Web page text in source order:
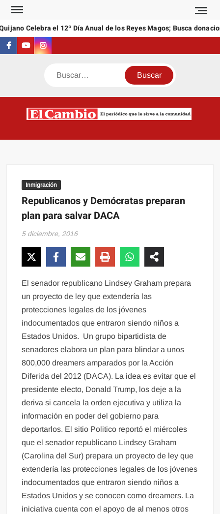
Saltar
contenidoCelebra el 12º Día Anual de los Reyes Magos; Busca
Facebook
YoutubeInstagram
Buscar
Inmigración
Republicanos y Demócratas preparan
plan para salvar DACA
5 diciembre, 2016
El senador republicano Lindsey Graham prepara
un proyecto de ley que extendería las
protecciones legales de los jóvenes
indocumentados que entraron siendo niños a
Estados Unidos. Un grupo bipartidista de
senadores elabora un plan para blindar a unos
800,000 dreamers amparados por la Acción
Diferida del 2012 (DACA). La idea es evitar que el
presidente electo, Donald Trump, los deje a la
deriva si cancela la orden ejecutiva y utiliza la
información en poder del gobierno para
deportarlos. El sitio Politico reportó el miércoles
que el senador republicano Lindsey Graham
(Carolina del Sur) prepara un proyecto de ley que
extendería las protecciones legales de los jóvenes
indocumentados que entraron siendo niños a
Estados Unidos y se conocen como dreamers. La
iniciativa cuenta con el apoyo de al menos otros